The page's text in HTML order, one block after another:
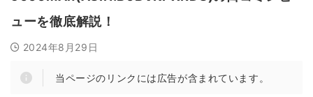
ューを徹底解説！
2024年8月29日
当ページのリンクには広告が含まれています。